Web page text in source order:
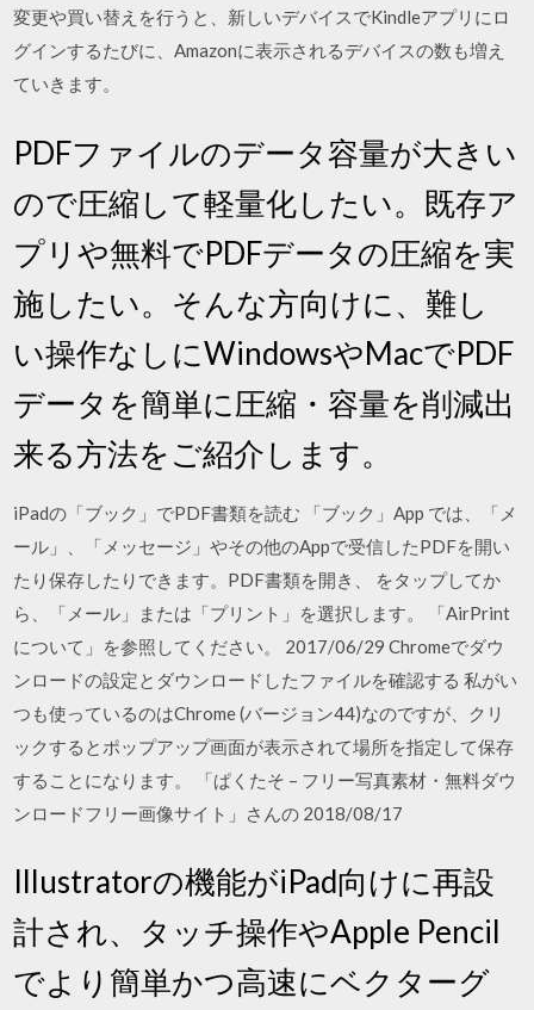
変更や買い替えを行うと、新しいデバイスでKindleアプリにロ
グインするたびに、Amazonに表示されるデバイスの数も増え
ていきます。
PDFファイルのデータ容量が大きい
ので圧縮して軽量化したい。既存ア
プリや無料でPDFデータの圧縮を実
施したい。そんな方向けに、難し
い操作なしにWindowsやMacでPDF
データを簡単に圧縮・容量を削減出
来る方法をご紹介します。
iPadの「ブック」でPDF書類を読む 「ブック」App では、「メ
ール」、「メッセージ」やその他のAppで受信したPDFを開い
たり保存したりできます。PDF書類を開き、 をタップしてか
ら、「メール」または「プリント」を選択します。 「AirPrint
について」を参照してください。 2017/06/29 Chromeでダウ
ンロードの設定とダウンロードしたファイルを確認する 私がい
つも使っているのはChrome (バージョン44)なのですが、クリ
ックするとポップアップ画面が表示されて場所を指定して保存
することになります。 「ぱくたそ – フリー写真素材・無料ダウ
ンロードフリー画像サイト」さんの 2018/08/17
Illustratorの機能がiPad向けに再設
計され、タッチ操作やApple Pencil
でより簡単かつ⾼速にベクターグ